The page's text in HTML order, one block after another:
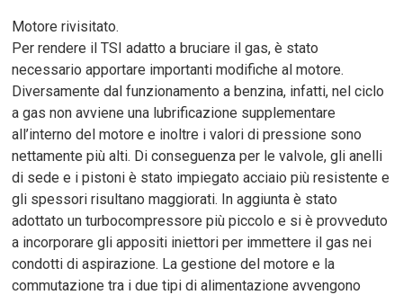
Motore rivisitato.
Per rendere il TSI adatto a bruciare il gas, è stato
necessario apportare importanti modifiche al motore.
Diversamente dal funzionamento a benzina, infatti, nel ciclo
a gas non avviene una lubrificazione supplementare
all’interno del motore e inoltre i valori di pressione sono
nettamente più alti. Di conseguenza per le valvole, gli anelli
di sede e i pistoni è stato impiegato acciaio più resistente e
gli spessori risultano maggiorati. In aggiunta è stato
adottato un turbocompressore più piccolo e si è provveduto
a incorporare gli appositi iniettori per immettere il gas nei
condotti di aspirazione. La gestione del motore e la
commutazione tra i due tipi di alimentazione avvengono